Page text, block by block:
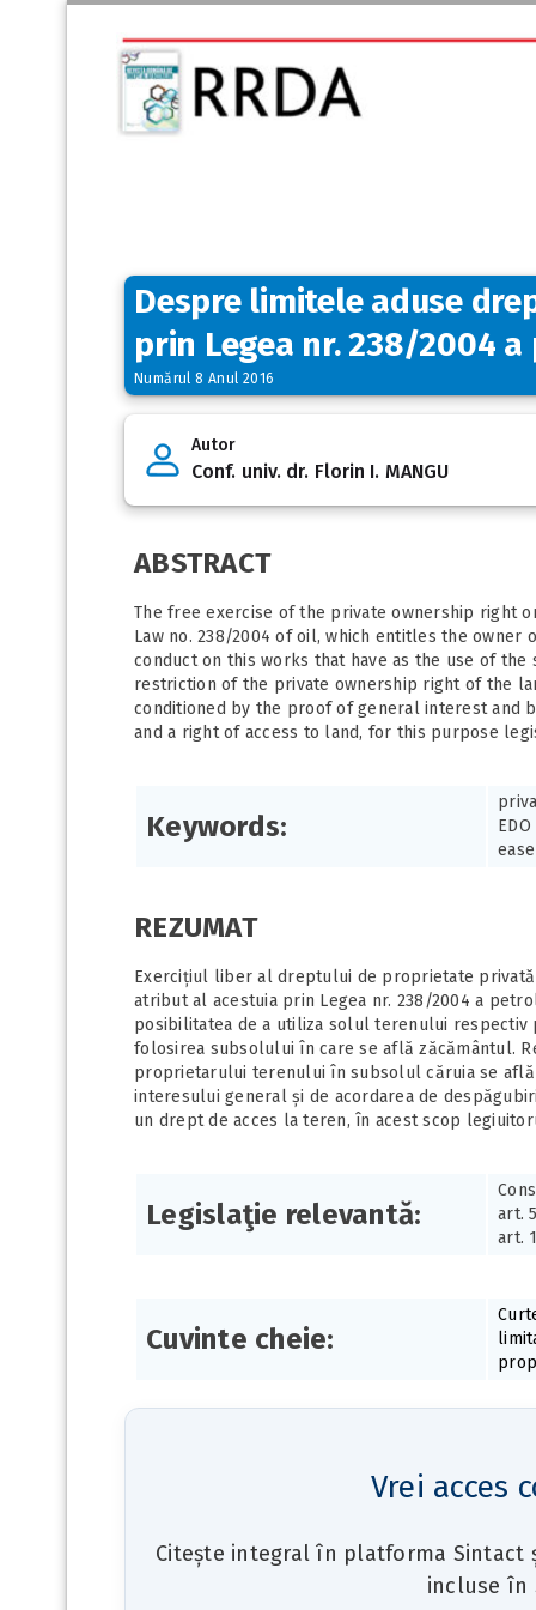
Despre limitele aduse
prin Legea nr. 238/2004
Numărul 8 Anul 2016
Autor
Conf. univ. dr. Florin I. MANGU
ABSTRACT
The free exercise of the private ownership right
Law no. 238/2004 of oil, which entitles the
conduct on this works that have as the use of
restriction of the private ownership right of the
conditioned by the proof of general interest and
and a right of access to land, for this purpose
Keywords:
REZUMAT
Exercițiul liber al dreptului de proprietate
atribut al acestuia prin Legea nr. 238/2004 a
posibilitatea de a utiliza solul terenului respectiv
folosirea subsolului în care se află zăcământul.
proprietarului terenului în subsolul căruia se
interesului general și de acordarea de
un drept de acces la teren, în acest scop
Legislaţie relevantă:
art.
art.
Cuvinte cheie:
Vrei acces
Citește integral în platforma Sintact
incluse în